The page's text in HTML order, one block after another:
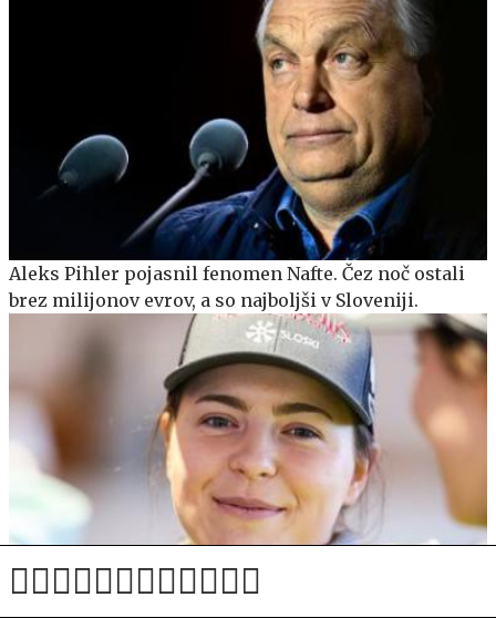
Aleks Pihler pojasnil fenomen Nafte. Čez noč ostali
brez milijonov evrov, a so najboljši v Sloveniji.